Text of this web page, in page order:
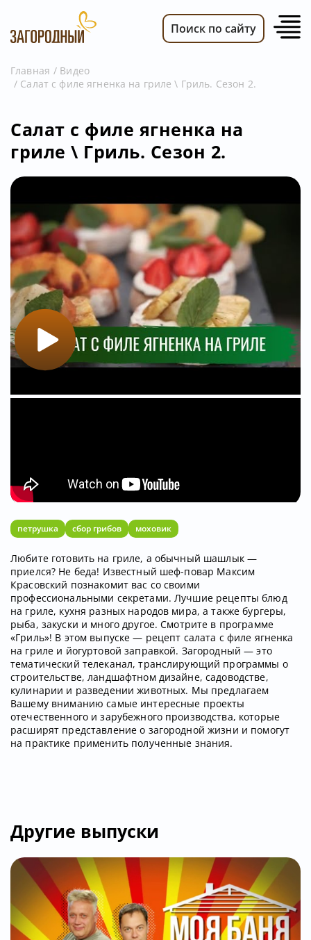
ВИДЕО
ПЕРЕДАЧИ
ТЕЛЕПРОГРАММА
РЕКЛАМОДАТЕЛЯМ
Поиск по сайту
Главная
Видео
Салат с филе ягненка на гриле \ Гриль. Сезон 2.
Салат с филе ягненка на
гриле \ Гриль. Сезон 2.
петрушка сбор грибов моховик
Любите готовить на гриле, а обычный шашлык —
приелся? Не беда! Известный шеф-повар Максим
Красовский познакомит вас со своими
профессиональными секретами. Лучшие рецепты блюд
на гриле, кухня разных народов мира, а также бургеры,
рыба, закуски и много другое. Смотрите в программе
«Гриль»! В этом выпуске — рецепт салата с филе ягненка
на гриле и йогуртовой заправкой. Загородный — это
тематический телеканал, транслирующий программы о
строительстве, ландшафтном дизайне, садоводстве,
кулинарии и разведении животных. Мы предлагаем
Вашему вниманию самые интересные проекты
отечественного и зарубежного производства, которые
расширят представление о загородной жизни и помогут
на практике применить полученные знания.
Другие выпуски